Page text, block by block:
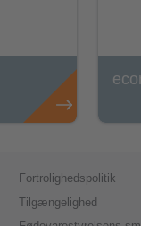
Fortrolighedspolitik
Tilgængelighed